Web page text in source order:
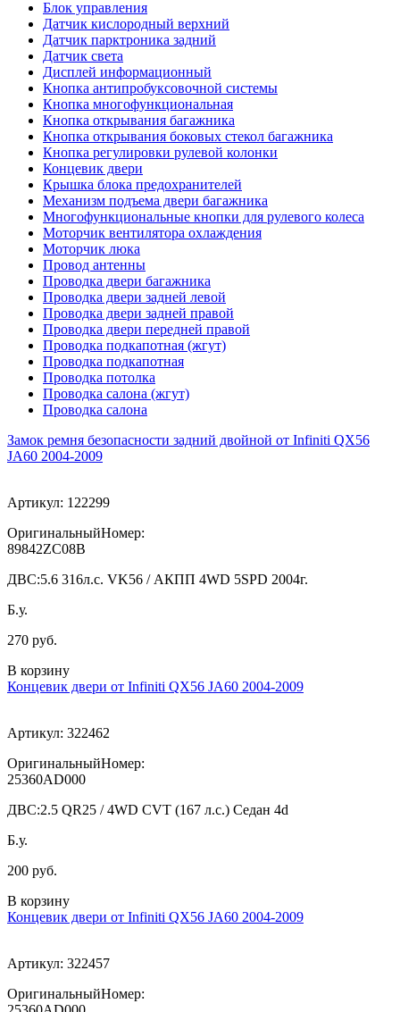
Блок управления
Датчик кислородный верхний
Датчик парктроника задний
Датчик света
Дисплей информационный
Кнопка антипробуксовочной системы
Кнопка многофункциональная
Кнопка открывания багажника
Кнопка открывания боковых стекол багажника
Кнопка регулировки рулевой колонки
Концевик двери
Крышка блока предохранителей
Механизм подъема двери багажника
Многофункциональные кнопки для рулевого колеса
Моторчик вентилятора охлаждения
Моторчик люка
Провод антенны
Проводка двери багажника
Проводка двери задней левой
Проводка двери задней правой
Проводка двери передней правой
Проводка подкапотная (жгут)
Проводка подкапотная
Проводка потолка
Проводка салона (жгут)
Проводка салона
Замок ремня безопасности задний двойной от Infiniti QX56
JA60 2004-2009
Артикул: 122299
ОригинальныйНомер:
89842ZC08B
ДВС:5.6 316л.с. VK56 / АКПП 4WD 5SPD 2004г.
Б.у.
270 руб.
В корзину
Концевик двери от Infiniti QX56 JA60 2004-2009
Артикул: 322462
ОригинальныйНомер:
25360AD000
ДВС:2.5 QR25 / 4WD CVT (167 л.с.) Седан 4d
Б.у.
200 руб.
В корзину
Концевик двери от Infiniti QX56 JA60 2004-2009
Артикул: 322457
ОригинальныйНомер: